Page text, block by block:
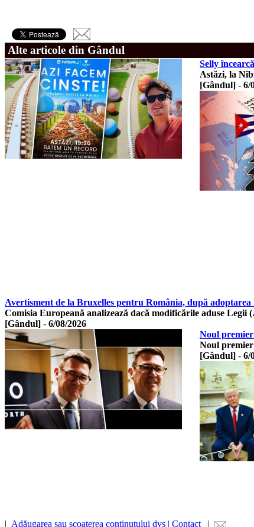
Alte articole din Gândul
Selly
Astăzi, la
[Gândul] - 6/
Avertisment de la Bruxelles pentru România, după
Comisia Europeană analizează dacă modificările aduse Legii
[Gândul] - 6/08/2026
Noul
Noul
[Gândul] - 6/
| Adăugarea sau scoaterea conținutului dvs | Contact |